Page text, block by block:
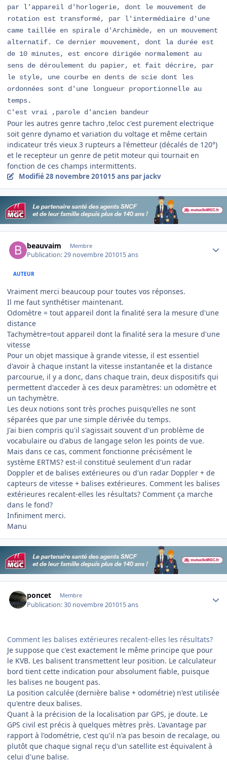
par l'appareil d'horlogerie, dont le mouvement de
rotation est transformé, par l'intermédiaire d'une
came taillée en spirale d'Archimède, en un mouvement
alternatif. Ce dernier mouvement, dont la durée est
de 10 minutes, est encore dirigée normalement au
sens de déroulement du papier, et fait décrire, par
le style, une courbe en dents de scie dont les
ordonnées sont d'une longueur proportionnelle au
temps.
C'est vrai ,parole d'ancien bandeur
Pour les autres genre tachro ,teloc c'est purement electrique
soit genre dynamo et variation du voltage et même certain
indicateur trés vieux 3 rupteurs a l'émetteur (décalés de 120°)
et le recepteur un genre de petit moteur qui tournait en
fonction de ces champs intermittents.
Modifié28 novembre 201015 ans par jackv
beauvaim Membre
Publication:29 novembre 201015 ans
AUTEUR
Vraiment merci beaucoup pour toutes vos réponses.
Il me faut synthétiser maintenant.
Odomètre = tout appareil dont la finalité sera la mesure d'une
distance
Tachymètre=tout appareil dont la finalité sera la mesure d'une
vitesse
Pour un objet massique à grande vitesse, il est essentiel
d'avoir à chaque instant la vitesse instantanée et la distance
parcourue, il y a donc, dans chaque train, deux dispositifs qui
permettent d'acceder à ces deux paramètres: un odomètre et
un tachymètre.
Les deux notions sont très proches puisqu'elles ne sont
séparées que par une simple dérivée du temps.
J'ai bien compris qu'il s'agissait souvent d'un problème de
vocabulaire ou d'abus de langage selon les points de vue.
Mais dans ce cas, comment fonctionne précisément le
système ERTMS? est-il constitué seulement d'un radar
Doppler et de balises extérieures ou d'un radar Doppler + de
capteurs de vitesse + balises extérieures. Comment les balises
extérieures recalent-elles les résultats? Comment ça marche
dans le fond?
Infiniment merci.
Manu
poncet Membre
Publication:30 novembre 201015 ans
Comment les balises extérieures recalent-elles les résultats?
Je suppose que c'est exactement le même principe que pour
le KVB. Les balisent transmettent leur position. Le calculateur
bord tient cette indication pour absolument fiable, puisque
les balises ne bougent pas.
La position calculée (dernière balise + odométrie) n'est utilisée
qu'entre deux balises.
Quant à la précision de la localisation par GPS, je doute. Le
GPS civil est précis à quelques mètres près. L'avantage par
rapport à l'odométrie, c'est qu'il n'a pas besoin de recalage, ou
plutôt que chaque signal reçu d'un satellite est équivalent à
celui d'une balise.